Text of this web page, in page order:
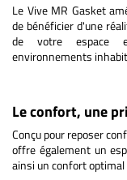
Le Vive MR Gasket
de bénéficier d'une
de votre espace
environnements
Le confort, une
Conçu pour reposer
offre également un
ainsi un confort